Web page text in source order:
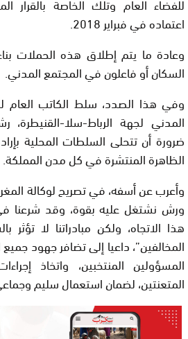
اعتماده في فبراير 2018.
وعادة ما يتم إطلاق هذه الحملات
السكان أو فاعلون في المجتمع المدني.
وفي هذا الصدد، سلط الكاتب العام
المدني لجهة الرباط-سلا-
ضرورة أن تتحلى السلطات المحلية
الظاهرة المنتشرة في كل مدن المملكة.
وأعرب عن أسفه، في تصريح لوكالة المغرب
ورش نشتغل عليه بقوة، وقد
هذا الاتجاه، ولكن مبادراتنا لا
المخالفين”، داعيا إلى تضافر جهود جميع
المسؤولين المنتخبين، واتخاذ
المتعنتين، لضمان استعمال سليم